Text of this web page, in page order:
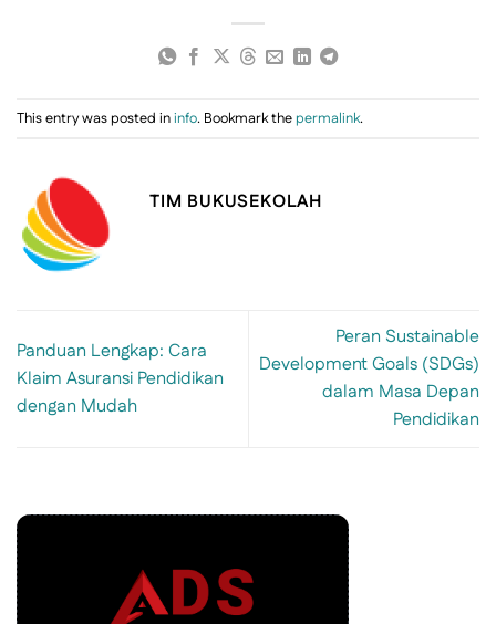
This entry was posted ininfo. Bookmark thepermalink.
TIM BUKUSEKOLAH
Panduan Lengkap: Cara
Klaim Asuransi Pendidikan
dengan Mudah
Peran Sustainable
Development Goals (SDGs)
dalam Masa Depan
Pendidikan